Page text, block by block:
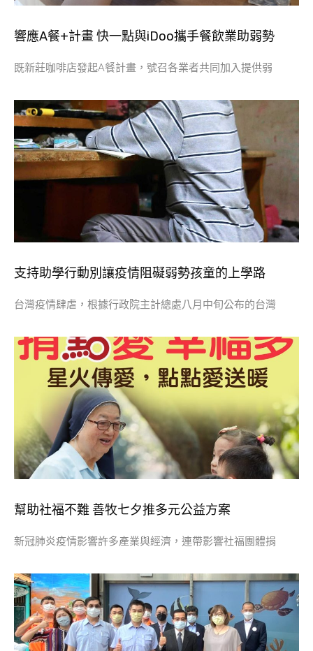
響應A餐+計畫 快一點與iDoo攜手餐飲業助弱勢
既新莊咖啡店發起A餐計畫，號召各業者共同加入提供弱
支持助學行動別讓疫情阻礙弱勢孩童的上學路
台灣疫情肆虐，根據行政院主計總處八月中旬公布的台灣
幫助社福不難 善牧七夕推多元公益方案
新冠肺炎疫情影響許多產業與經濟，連帶影響社福團體捐